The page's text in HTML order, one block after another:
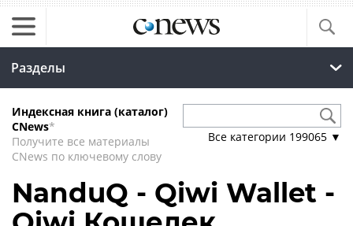
Разделы
Индексная книга (каталог)
CNews*
Получите все материалы
CNews по ключевому слову
Все категории 199065 ▼
NanduQ - Qiwi Wallet -